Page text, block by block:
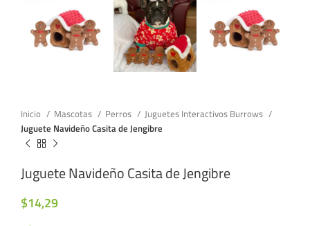
Inicio Mascotas Perros
Juguetes Interactivos Burrows
Juguete Navideño Casita de Jengibre
Juguete Navideño Casita de Jengibre
$14,29